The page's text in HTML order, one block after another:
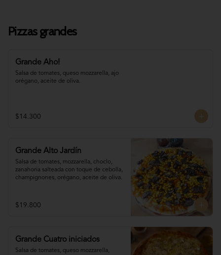
Pizzas grandes
Grande Aho!
Salsa de tomates, queso mozzarella, ajo
orégano, aceite de oliva.
$14.300
Grande Alto Jardín
Salsa de tomates, mozzarella, choclo,
zanahoria salteada con toque de cebolla,
champignones, orégano, aceite de oliva.
$19.800
Grande Cuatro iniciados
Salsa de tomates, queso mozzarella,